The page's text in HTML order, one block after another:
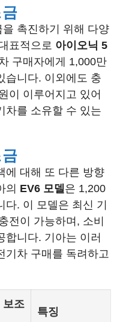
촉진하기 위해 다양
표적으로 아이오닉 5
구매자에게 1,000만
습니다. 이외에도 충
이 이루어지고 있어
차를 소유할 수 있는
에 대해 또 다른 방향
의 EV6 모델은 1,200
. 이 모델은 최신 기
전이 가능하며, 소비
합니다. 기아는 이러
기차 구매를 독려하고
보조
특징